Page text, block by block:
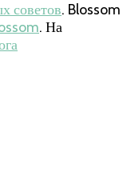
советов. Blossom
. На